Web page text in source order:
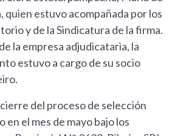
quien estuvo acompañada por los
y de la Sindicatura de la firma.
la empresa adjudicataria, la
estuvo a cargo de su socio
del proceso de selección
en el mes de mayo bajo los